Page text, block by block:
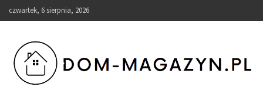
to
czwartek, 6 sierpnia, 2026